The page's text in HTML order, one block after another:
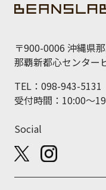
〒900-0006 沖縄県
那覇新都心センター
TEL：098-943-5131
受付時間：10:00～
Social